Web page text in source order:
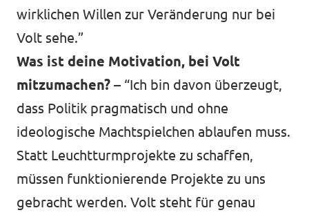
wirklichen Willen zur Veränderung nur bei
Volt sehe.”
Was ist deine Motivation, bei Volt
mitzumachen? – “Ich bin davon überzeugt,
dass Politik pragmatisch und ohne
ideologische Machtspielchen ablaufen muss.
Statt Leuchtturmprojekte zu schaffen,
müssen funktionierende Projekte zu uns
gebracht werden. Volt steht für genau